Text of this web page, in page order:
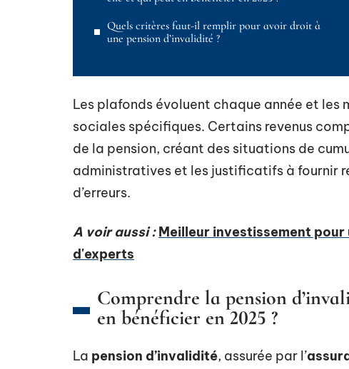
Quels critères faut-il remplir pour avoir droit à
une pension d’invalidité ?
Les plafonds évoluent chaque année et les
sociales spécifiques. Certains revenus
de la pension, créant des situations de
administratives et les justificatifs à fournir
d’erreurs.
A voir aussi : Meilleur investissement
d'experts
Comprendre la pension
en bénéficier en 2025 ?
La pension d’invalidité, assurée par l’